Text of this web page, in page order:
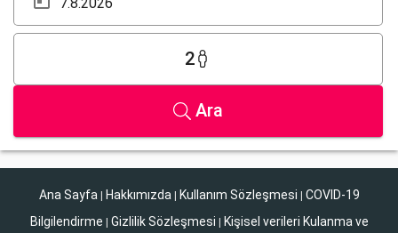
2
Ara
Ana Sayfa | Hakkımızda | Kullanım Sözleşmesi | COVID-19
Bilgilendirme | Gizlilik Sözleşmesi | Kişisel verileri Kulanma ve